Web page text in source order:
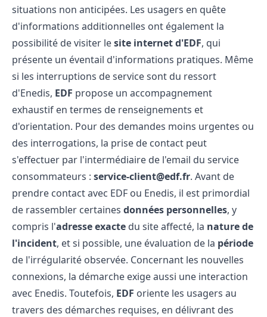
situations non anticipées. Les usagers en quête
d'informations additionnelles ont également la
possibilité de visiter lesite internet d'EDF, qui
présente un éventail d'informations pratiques. Même
si les interruptions de service sont du ressort
d'Enedis, EDF propose un accompagnement
exhaustif en termes de renseignements et
d'orientation. Pour des demandes moins urgentes ou
des interrogations, la prise de contact peut
s'effectuer par l'intermédiaire de l'email du service
consommateurs : service-client@edf.fr. Avant de
prendre contact avec EDF ou Enedis, il est primordial
de rassembler certaines données personnelles, y
compris l'adresse exacte du site affecté, la nature de
l'incident, et si possible, une évaluation de la période
de l'irrégularité observée. Concernant les nouvelles
connexions, la démarche exige aussi une interaction
avec Enedis. Toutefois, EDF oriente les usagers au
travers des démarches requises, en délivrant des